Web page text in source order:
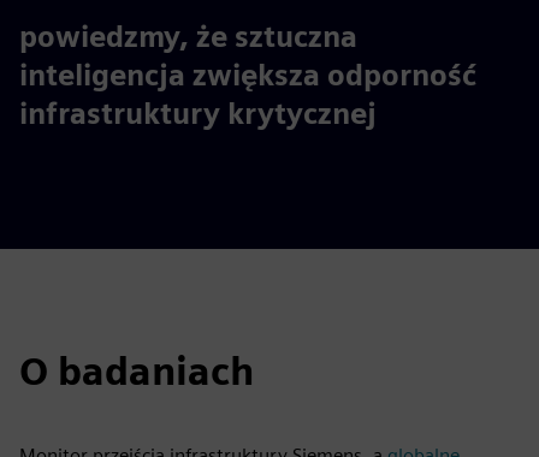
61%
powiedzmy, że sztuczna
inteligencja zwiększa odporność
infrastruktury krytycznej
O badaniach